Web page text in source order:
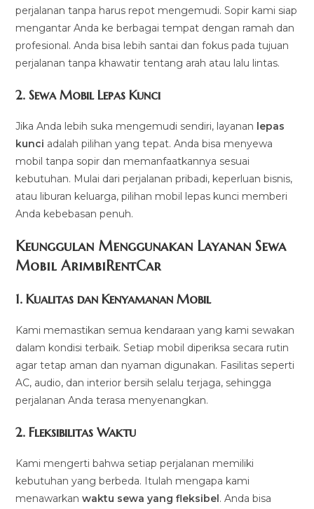
perjalanan tanpa harus repot mengemudi. Sopir kami siap
mengantar Anda ke berbagai tempat dengan ramah dan
profesional. Anda bisa lebih santai dan fokus pada tujuan
perjalanan tanpa khawatir tentang arah atau lalu lintas.
2.Sewa Mobil Lepas Kunci
Jika Anda lebih suka mengemudi sendiri, layanan lepas
kunci adalah pilihan yang tepat. Anda bisa menyewa
mobil tanpa sopir dan memanfaatkannya sesuai
kebutuhan. Mulai dari perjalanan pribadi, keperluan bisnis,
atau liburan keluarga, pilihan mobil lepas kunci memberi
Anda kebebasan penuh.
Keunggulan Menggunakan Layanan Sewa
Mobil ArimbiRentCar
1.Kualitas dan Kenyamanan Mobil
Kami memastikan semua kendaraan yang kami sewakan
dalam kondisi terbaik. Setiap mobil diperiksa secara rutin
agar tetap aman dan nyaman digunakan. Fasilitas seperti
AC, audio, dan interior bersih selalu terjaga, sehingga
perjalanan Anda terasa menyenangkan.
2.Fleksibilitas Waktu
Kami mengerti bahwa setiap perjalanan memiliki
kebutuhan yang berbeda. Itulah mengapa kami
menawarkanwaktu sewa yang fleksibel. Anda bisa